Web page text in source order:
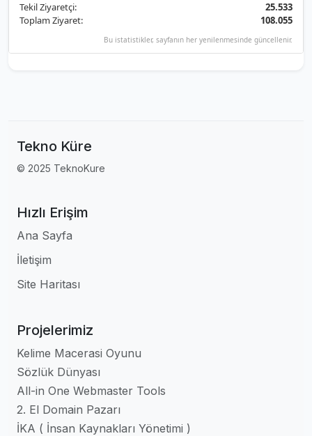
Tekil Ziyaretçi:
25.533
Toplam Ziyaret:
108.055
Bu istatistikler, sayfanın her yenilenmesinde güncellenir.
Tekno Küre
© 2025 TeknoKure
Hızlı Erişim
Ana Sayfa
İletişim
Site Haritası
Projelerimiz
Kelime Macerasi Oyunu
Sözlük Dünyası
All-in One Webmaster Tools
2. El Domain Pazarı
İKA ( İnsan Kaynakları Yönetimi )